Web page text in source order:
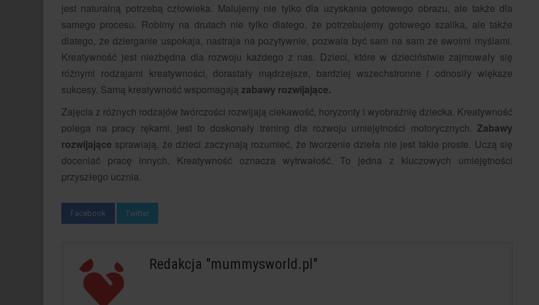
jest naturalną potrzebą człowieka. Malujemy nie tylko dla uzyskania gotowego obrazu, ale także dla
samego procesu. Robimy na drutach nie tylko dlatego, że potrzebujemy gotowego szalika, ale także
dlatego, że dzierganie uspokaja, nastraja na pozytywnie, pozwala być sam na sam ze swoimi myślami.
Kreatywność jest niezbędna dla rozwoju każdego z nas. Dzieci, które w dzieciństwie zajmowały się
różnymi rodzajami kreatywności, dorastały mądrzejsze, bardziej wszechstronne i odnosiły większe
sukcesy. Samą kreatywność wspomagają zabawy rozwijające.
Zajęcia z różnych rodzajów twórczości rozwijają ciekawość, horyzonty i wyobraźnię dziecka. Kreatywność
polega na pracy rękami, jest to doskonały trening dla rozwoju umiejętności motorycznych. Zabawy
rozwijające sprawiają, że dzieci zaczynają rozumieć, że tworzenie dzieła nie jest takie proste. Uczą się
doceniać pracę innych. Kreatywność oznacza wytrwałość. To jedna z kluczowych umiejętności
przyszłego ucznia.
Facebook Twitter
Redakcja "mummysworld.pl"